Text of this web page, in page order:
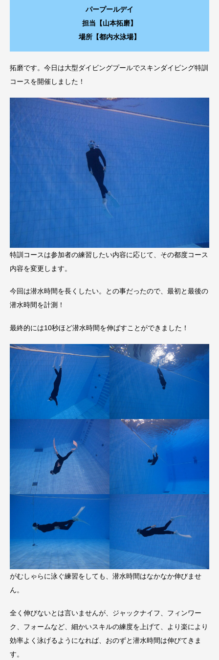
パープールデイ
担当【山本拓磨】
場所【都内水泳場】
拓磨です。今日は大型ダイビングプールでスキンダイビング特訓
コースを開催しました！
特訓コースは参加者の練習したい内容に応じて、その都度コース
内容を変更します。
今回は潜水時間を長くしたい。との事だったので、最初と最後の
潜水時間を計測！
最終的には10秒ほど潜水時間を伸ばすことができました！
がむしゃらに泳ぐ練習をしても、潜水時間はなかなか伸びませ
ん。
全く伸びないとは言いませんが、ジャックナイフ、フィンワー
ク、フォームなど、細かいスキルの練度を上げて、より楽により
効率よく泳げるようになれば、おのずと潜水時間は伸びてきま
す。